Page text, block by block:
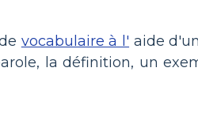
vocabulaire à l' aide
la définition, un